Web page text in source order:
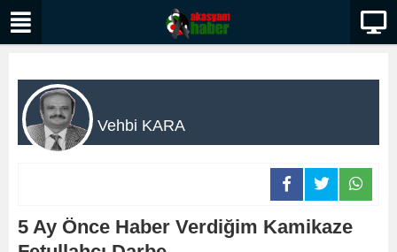
Vehbi KARA
5 Ay Önce Haber Verdiğim Kamikaze